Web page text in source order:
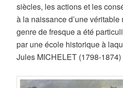
siècles, les actions et les
à la naissance d’une
genre de fresque a été
par une école historique à
Jules MICHELET (1798-1874)